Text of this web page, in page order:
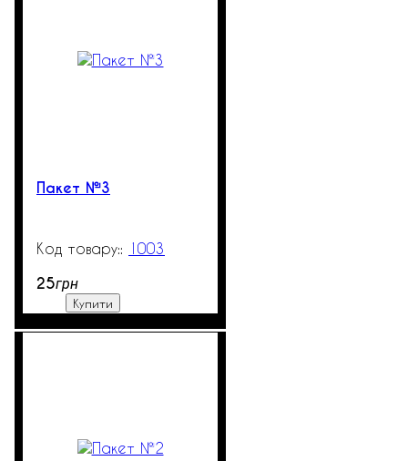
Пакет №3
1003
25грн
Купити